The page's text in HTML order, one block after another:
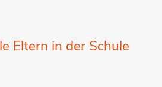
Eltern in der Schule